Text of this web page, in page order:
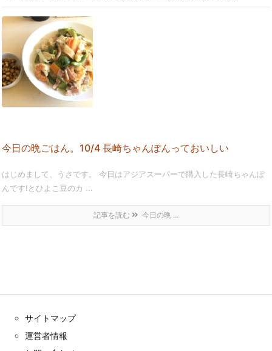
今日の晩ごはん。10/4 長崎ちゃんぽんっておいしい
はじめまして、うさです。 今日はアジアスーパーで購入した長崎ちゃんぽ
んです!とひよこ豆のカ ...
記事を読む 今日の晩 ...
サイトマップ
運営者情報